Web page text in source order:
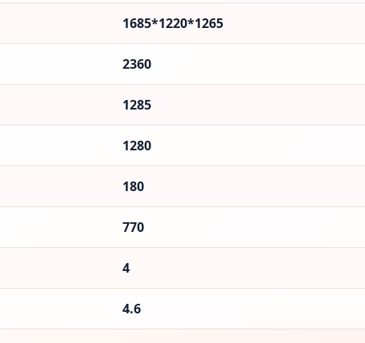
1685*1220*1265
2360
1285
1280
180
770
4
4.6